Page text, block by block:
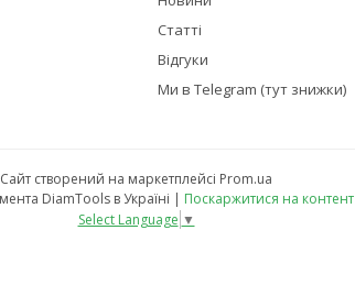
Статті
Відгуки
Ми в Telegram (тут знижки)
Сайт створений на маркетплейсі Prom.ua
Магазин професійного алмазного інструмента DiamTools в Україні | Поскаржитися на контент
Select Language ▼